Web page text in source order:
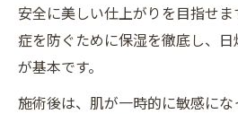
安全に美しい仕上がりを目指せ
症を防ぐために保湿を徹底し、
が基本です。
施術後は、肌が一時的に敏感に